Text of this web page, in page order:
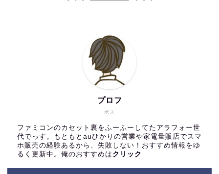
ボス
プロフ
ファミコンのカセット裏をふーふーしてたアラフォー世
代でっす。もともとauひかりの営業や家電量販店でスマ
ホ販売の経験あるから、失敗しない！おすすめ情報をゆ
るく更新中。俺のおすすめは クリック